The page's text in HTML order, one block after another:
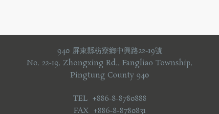
940 屏東縣枋寮鄉中興路22-19號
No. 22-19, Zhongxing Rd., Fangliao Township,
Pingtung County 940
TEL +886-8-8780888
FAX +886-8-8780831